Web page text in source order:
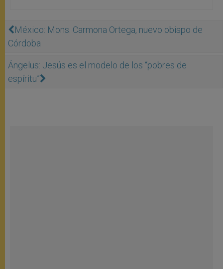
México: Mons. Carmona Ortega, nuevo obispo de
Córdoba
Ángelus: Jesús es el modelo de los “pobres de
espíritu”